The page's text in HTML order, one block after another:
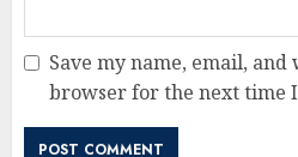
Save my name, email, and
browser for the next time